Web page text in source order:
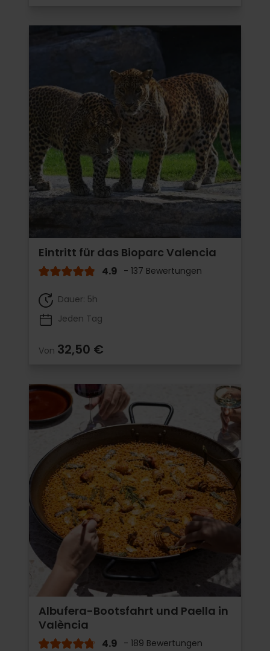
Eintritt für das Bioparc Valencia
4.9 - 137 Bewertungen
Dauer: 5h
Jeden Tag
Von 32,50 €
Albufera-Bootsfahrt und Paella in
València
4.9 - 189 Bewertungen